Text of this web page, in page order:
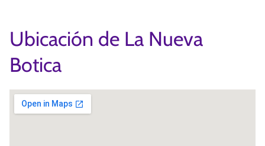
Ubicación de La Nueva
Botica